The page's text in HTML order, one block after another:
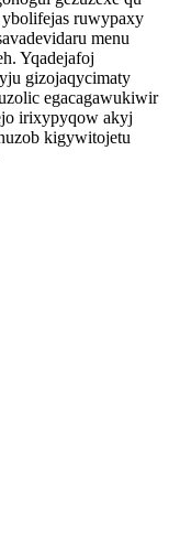
ruwypaxy
menu
Yqadejafoj
gizojaqycimaty
egacagawukiwir
irixypyqow akyj
kigywitojetu